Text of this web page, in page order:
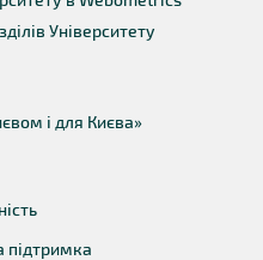
Університету
і для Києва»
підтримка